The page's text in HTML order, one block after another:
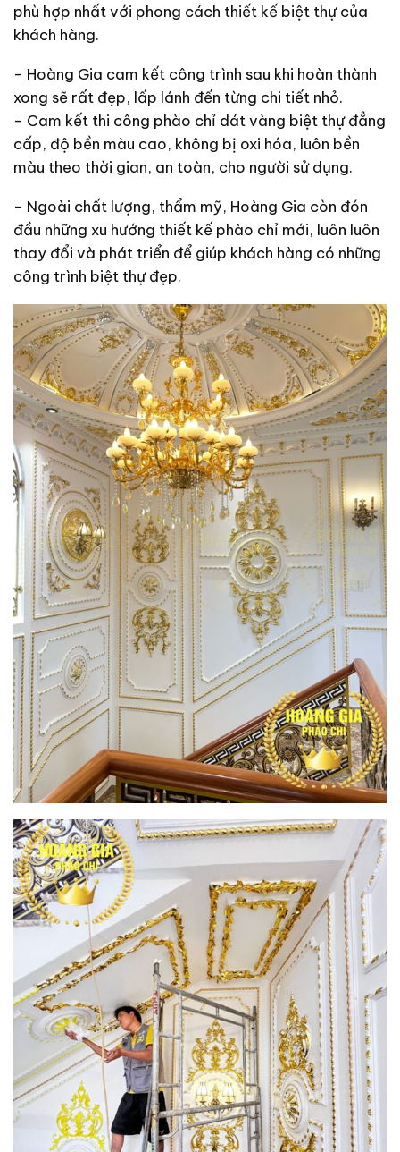
phù hợp nhất với phong cách thiết kế biệt thự của
khách hàng.
– Hoàng Gia cam kết công trình sau khi hoàn thành
xong sẽ rất đẹp, lấp lánh đến từng chi tiết nhỏ.
– Cam kết thi công phào chỉ dát vàng biệt thự đẳng
cấp, độ bền màu cao, không bị oxi hóa, luôn bền
màu theo thời gian, an toàn, cho người sử dụng.
– Ngoài chất lượng, thẩm mỹ, Hoàng Gia còn đón
đầu những xu hướng thiết kế phào chỉ mới, luôn luôn
thay đổi và phát triển để giúp khách hàng có những
công trình biệt thự đẹp.